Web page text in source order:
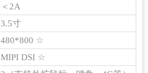
＜2A
3.5寸
480*800 ☆
MIPI DSI ☆